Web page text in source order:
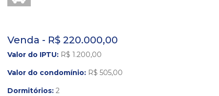
Venda - R$ 220.000,00
Valor do IPTU: R$ 1.200,00
Valor do condomínio: R$ 505,00
Dormitórios: 2